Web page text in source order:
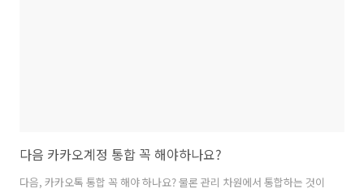
다음 카카오계정 통합 꼭 해야하나요?
다음, 카카오톡 통합 꼭 해야 하나요? 물론 관리 차원에서 통합하는 것이